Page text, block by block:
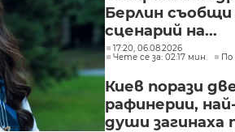
Берлин съобщи
сценарий на...
17:20, 06.08.2026
Чете се за: 02:17 мин.
По
Киев порази
рафинерии,
души загинаха